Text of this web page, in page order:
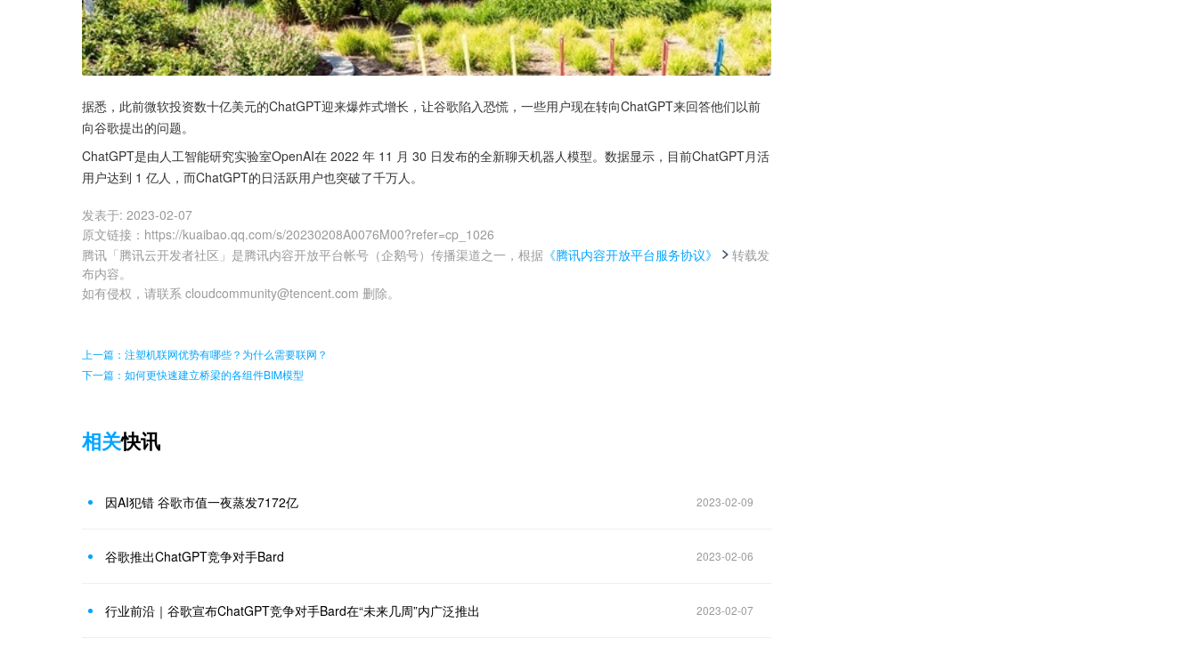
据悉，此前微软投资数十亿美元的ChatGPT迎来爆炸式增长，让谷歌陷入恐慌，一些用户现在转向ChatGPT来回答他们以前
向谷歌提出的问题。
ChatGPT是由人工智能研究实验室OpenAI在 2022 年 11 月 30 日发布的全新聊天机器人模型。数据显示，目前ChatGPT月活
用户达到 1 亿人，而ChatGPT的日活跃用户也突破了千万人。
发表于: 2023-02-07
原文链接 ： https://kuaibao.qq.com/s/20230208A0076M00?refer=cp_1026
腾讯「腾讯云开发者社区」是腾讯内容开放平台帐号（企鹅号）传播渠道之一，根据 《腾讯内容开放平台服务协议》
转载发
布内容。
如有侵权，请联系 cloudcommunity@tencent.com 删除。
上一篇：注塑机联网优势有哪些？为什么需要联网？
下一篇：如何更快速建立桥梁的各组件BIM模型
相关快讯
因AI犯错 谷歌市值一夜蒸发7172亿 2023-02-09
谷歌推出ChatGPT竞争对手Bard 2023-02-06
行业前沿｜谷歌宣布ChatGPT竞争对手Bard在“未来几周”内广泛推出 2023-02-07